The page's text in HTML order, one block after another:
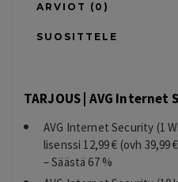
ARVIOT (0)
SUOSITTELE
TARJOUS | AVG Internet
AVG Internet Security (1
lisenssi 12,99 € (ovh 39,99
– Säästä 67 %